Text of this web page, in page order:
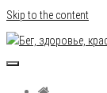
Skip to the content